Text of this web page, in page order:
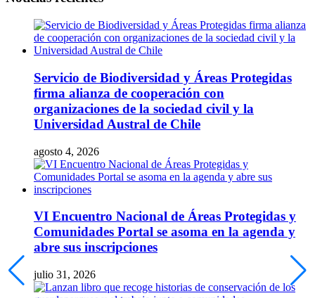
Servicio de Biodiversidad y Áreas Protegidas
firma alianza de cooperación con
organizaciones de la sociedad civil y la
Universidad Austral de Chile
agosto 4, 2026
VI Encuentro Nacional de Áreas Protegidas y
Comunidades Portal se asoma en la agenda y
abre sus inscripciones
julio 31, 2026